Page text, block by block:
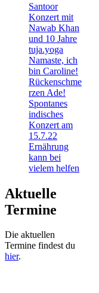
Santoor
Konzert mit
Nawab Khan
und 10 Jahre
tuja.yoga
Namaste, ich
bin Caroline!
Rückenschme
rzen Ade!
Spontanes
indisches
Konzert am
15.7.22
Ernährung
kann bei
vielem helfen
Aktuelle
Termine
Die aktuellen
Termine findest du
hier.